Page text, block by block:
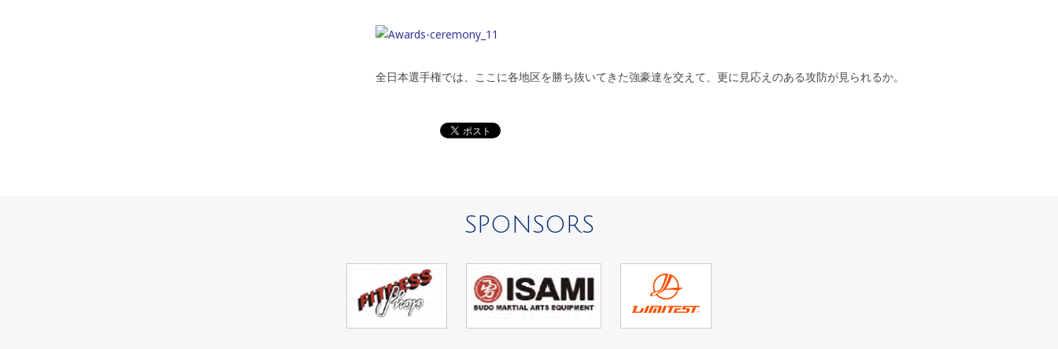
全日本選手権では、ここに各地区を勝ち抜いてきた強豪達を交えて、更に見応えのある攻防が見られるか。
SPONSORS